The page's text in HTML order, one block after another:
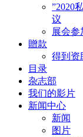
”2020
议
展会参
贈款
得到资
目录
杂志部
我们的影片
新闻中心
新闻
图片